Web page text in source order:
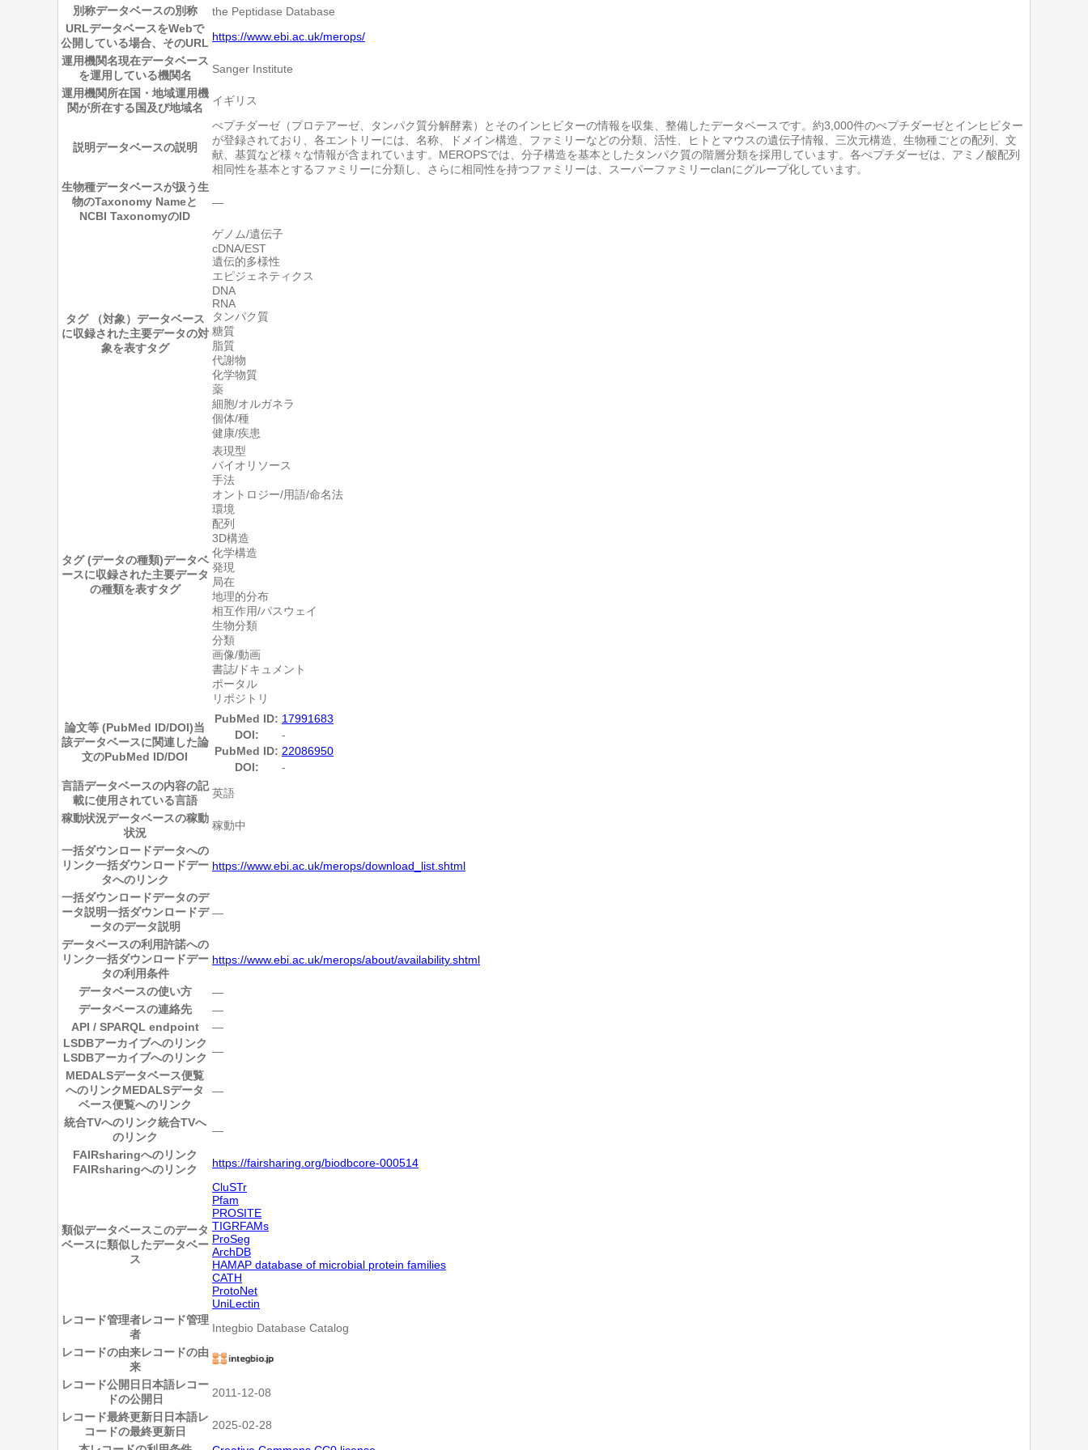
別称データベースの別称
the Peptidase Database
URLデータベースをWebで
公開している場合、そのURL https://www.ebi.ac.uk/merops/
運用機関名現在データベース
を運用している機関名
Sanger Institute
運用機関所在国・地域運用機
関が所在する国及び地域名
イギリス
説明データベースの説明
ぺプチダーゼ（プロテアーゼ、タンパク質分解酵素）とそのインヒビターの情報を収集、整備したデータベースです。約3,000件のぺプチダーゼとインヒビター
が登録されており、各エントリーには、名称、ドメイン構造、ファミリーなどの分類、活性、ヒトとマウスの遺伝子情報、三次元構造、生物種ごとの配列、文
献、基質など様々な情報が含まれています。MEROPSでは、分子構造を基本としたタンパク質の階層分類を採用しています。各ぺプチダーゼは、アミノ酸配列
相同性を基本とするファミリーに分類し、さらに相同性を持つファミリーは、スーパーファミリーclanにグループ化しています。
生物種データベースが扱う生
物のTaxonomy Nameと
NCBI TaxonomyのID
―
タグ （対象） データベース
に収録された主要データの対
象を表すタグ
ゲノム/遺伝子
cDNA/EST
遺伝的多様性
エピジェネティクス
DNA
RNA
タンパク質
糖質
脂質
代謝物
化学物質
薬
細胞/オルガネラ
個体/種
健康/疾患
タグ (データの種類)データベ
ースに収録された主要データ
の種類を表すタグ
表現型
バイオリソース
手法
オントロジー/用語/命名法
環境
配列
3D構造
化学構造
発現
局在
地理的分布
相互作用/パスウェイ
生物分類
分類
画像/動画
書誌/ドキュメント
ポータル
リポジトリ
論文等 (PubMed ID/DOI)当
該データベースに関連した論
文のPubMed ID/DOI
PubMed ID: 17991683
DOI:
-
PubMed ID: 22086950
DOI:
-
言語データベースの内容の記
載に使用されている言語
英語
稼動状況データベースの稼動
状況
稼動中
一括ダウンロードデータへの
リンク一括ダウンロードデー
タへのリンク
https://www.ebi.ac.uk/merops/download_list.shtml
一括ダウンロードデータのデ
ータ説明一括ダウンロードデ
ータのデータ説明
―
データベースの利用許諾への
リンク一括ダウンロードデー
タの利用条件
https://www.ebi.ac.uk/merops/about/availability.shtml
データベースの使い方
―
データベースの連絡先
―
API / SPARQL endpoint
―
LSDBアーカイブへのリンク
LSDBアーカイブへのリンク ―
MEDALSデータベース便覧
へのリンクMEDALSデータ
ベース便覧へのリンク
―
統合TVへのリンク統合TVへ
のリンク
―
FAIRsharingへのリンク
FAIRsharingへのリンク
https://fairsharing.org/biodbcore-000514
類似データベースこのデータ
ベースに類似したデータベー
ス
CluSTr
Pfam
PROSITE
TIGRFAMs
ProSeg
ArchDB
HAMAP database of microbial protein families
CATH
ProtoNet
UniLectin
レコード管理者レコード管理
者
Integbio Database Catalog
レコードの由来レコードの由
来
レコード公開日 日本語レコー
ドの公開日
2011-12-08
レコード最終更新日 日本語レ
コードの最終更新日
2025-02-28